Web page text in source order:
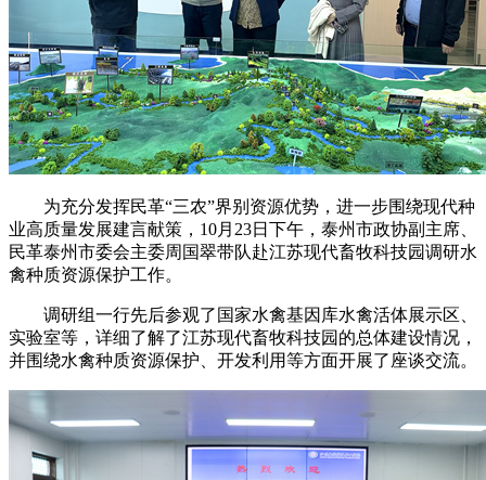
为充分发挥民革“三农”界别资源优势，进一步围绕现代种
业高质量发展建言献策，10月23日下午，泰州市政协副主席、
民革泰州市委会主委周国翠带队赴江苏现代畜牧科技园调研水
禽种质资源保护工作。
调研组一行先后参观了国家水禽基因库水禽活体展示区、
实验室等，详细了解了江苏现代畜牧科技园的总体建设情况，
并围绕水禽种质资源保护、开发利用等方面开展了座谈交流。